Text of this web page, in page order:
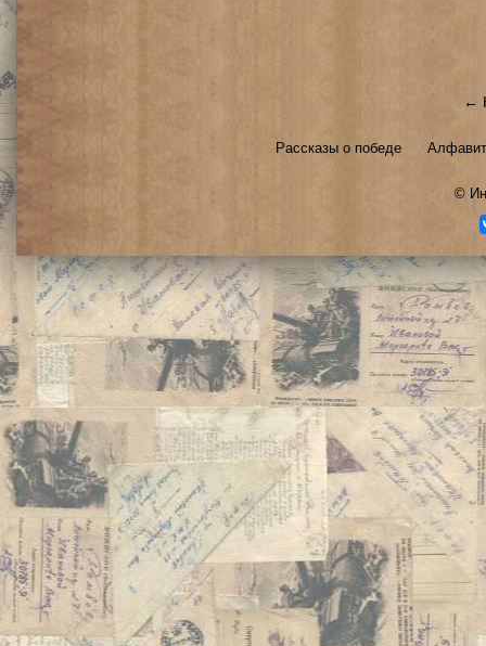
←
Рассказы о победе
©